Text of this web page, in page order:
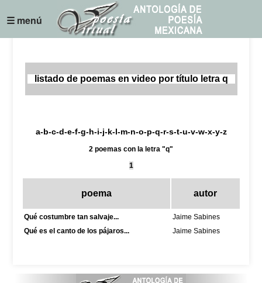
☰ menú
listado de poemas en video por título letra q
a-b-c-d-e-f-g-h-i-j-k-l-m-n-o-p-q-r-s-t-u-v-w-x-y-z
2 poemas con la letra "q"
1
poema autor
Qué costumbre tan salvaje...
Jaime Sabines
Qué es el canto de los pájaros...
Jaime Sabines